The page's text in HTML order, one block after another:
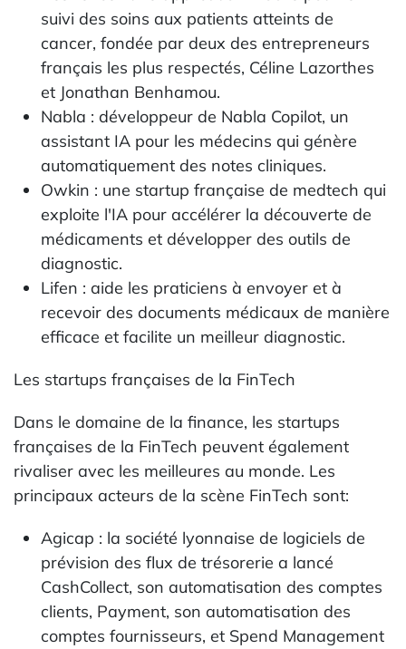
suivi des soins aux patients atteints de
cancer, fondée par deux des entrepreneurs
français les plus respectés, Céline Lazorthes
et Jonathan Benhamou.
Nabla : développeur de Nabla Copilot, un
assistant IA pour les médecins qui génère
automatiquement des notes cliniques.
Owkin : une startup française de medtech qui
exploite l'IA pour accélérer la découverte de
médicaments et développer des outils de
diagnostic.
Lifen : aide les praticiens à envoyer et à
recevoir des documents médicaux de manière
efficace et facilite un meilleur diagnostic.
Les startups françaises de la FinTech
Dans le domaine de la finance, les startups
françaises de la FinTech peuvent également
rivaliser avec les meilleures au monde. Les
principaux acteurs de la scène FinTech sont:
Agicap : la société lyonnaise de logiciels de
prévision des flux de trésorerie a lancé
CashCollect, son automatisation des comptes
clients, Payment, son automatisation des
comptes fournisseurs, et Spend Management